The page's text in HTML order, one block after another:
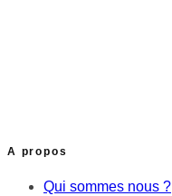
A propos
Qui sommes nous ?